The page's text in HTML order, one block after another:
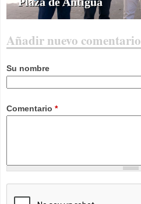
Añadir nuevo comentario
Su nombre
Comentario *